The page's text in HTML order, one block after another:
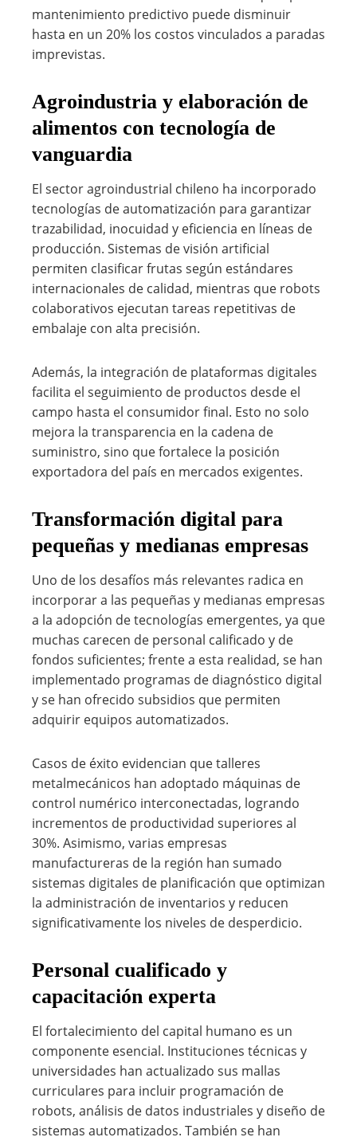
mantenimiento predictivo puede disminuir
hasta en un 20% los costos vinculados a paradas
imprevistas.
Agroindustria y elaboración de
alimentos con tecnología de
vanguardia
El sector agroindustrial chileno ha incorporado
tecnologías de automatización para garantizar
trazabilidad, inocuidad y eficiencia en líneas de
producción. Sistemas de visión artificial
permiten clasificar frutas según estándares
internacionales de calidad, mientras que robots
colaborativos ejecutan tareas repetitivas de
embalaje con alta precisión.
Además, la integración de plataformas digitales
facilita el seguimiento de productos desde el
campo hasta el consumidor final. Esto no solo
mejora la transparencia en la cadena de
suministro, sino que fortalece la posición
exportadora del país en mercados exigentes.
Transformación digital para
pequeñas y medianas empresas
Uno de los desafíos más relevantes radica en
incorporar a las pequeñas y medianas empresas
a la adopción de tecnologías emergentes, ya que
muchas carecen de personal calificado y de
fondos suficientes; frente a esta realidad, se han
implementado programas de diagnóstico digital
y se han ofrecido subsidios que permiten
adquirir equipos automatizados.
Casos de éxito evidencian que talleres
metalmecánicos han adoptado máquinas de
control numérico interconectadas, logrando
incrementos de productividad superiores al
30%. Asimismo, varias empresas
manufactureras de la región han sumado
sistemas digitales de planificación que optimizan
la administración de inventarios y reducen
significativamente los niveles de desperdicio.
Personal cualificado y
capacitación experta
El fortalecimiento del capital humano es un
componente esencial. Instituciones técnicas y
universidades han actualizado sus mallas
curriculares para incluir programación de
robots, análisis de datos industriales y diseño de
sistemas automatizados. También se han